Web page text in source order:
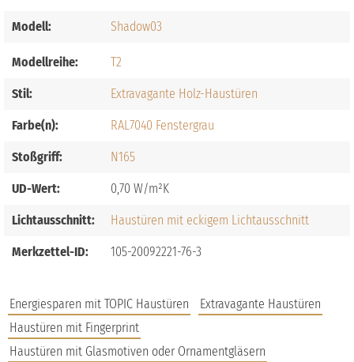
Modell: Shadow03
Modellreihe: T2
Stil: Extravagante Holz-Haustüren
Farbe(n): RAL7040 Fenstergrau
Stoßgriff: N165
UD-Wert: 0,70
Lichtausschnitt: Haustüren mit eckigem Lichtausschnitt
Merkzettel-ID: 105-20092221-76-3
Energiesparen mit TOPIC Haustüren
Extravagante Haustüren
Haustüren mit Fingerprint
Haustüren mit Glasmotiven oder Ornamentgläsern